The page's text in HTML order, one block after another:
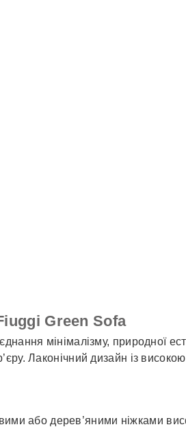
Green Sofa
мінімалізму, природної
Лаконічний дизайн із
або дерев’яними ніжками